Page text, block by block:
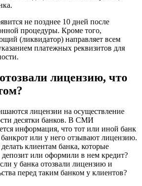
не позднее 10 дней после
процедуры. Кроме того,
(ликвидатор) направляет всем
платежных реквизитов для
лицензию, что
лицензии на осуществление
десятки банков. В СМИ
информация, что тот или иной банк
или у него отзывают лицензию.
клиентам банка, которые
депозит или оформили в нем кредит?
у банка отозвали лицензию и
перед таким банком у клиентов?